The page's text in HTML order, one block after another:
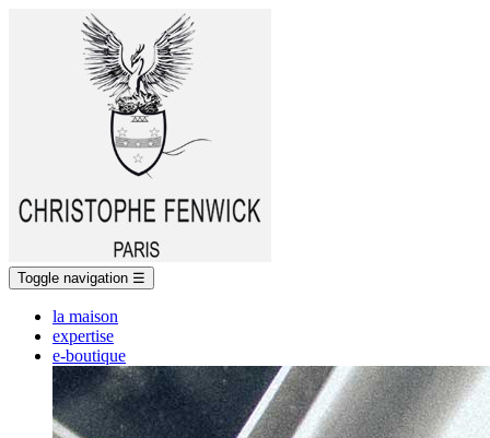
Toggle navigation ☰
la maison
expertise
e-boutique